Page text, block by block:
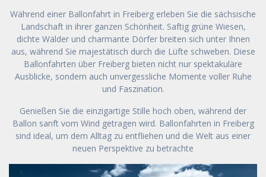
Während einer Ballonfahrt in Freiberg erleben Sie die sächsische
Landschaft in ihrer ganzen Schönheit. Saftig grüne Wiesen,
dichte Wälder und charmante Dörfer breiten sich unter Ihnen
aus, während Sie majestätisch durch die Lüfte schweben. Diese
Ballonfahrten über Freiberg bieten nicht nur spektakuläre
Ausblicke, sondern auch unvergessliche Momente voller Ruhe
und Faszination.
Genießen Sie die einzigartige Stille hoch oben, während der
Ballon sanft vom Wind getragen wird. Ballonfahrten in Freiberg
sind ideal, um dem Alltag zu entfliehen und die Welt aus einer
neuen Perspektive zu betrachte